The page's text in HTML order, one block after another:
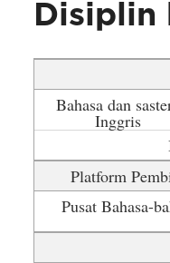
Disiplin
Bahasa dan
Inggris
Platform
Pusat Bahasa-